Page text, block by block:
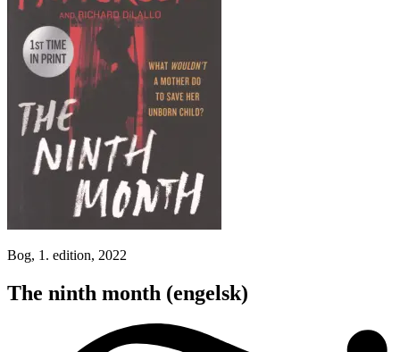
Bog, 1. edition, 2022
The ninth month (engelsk)